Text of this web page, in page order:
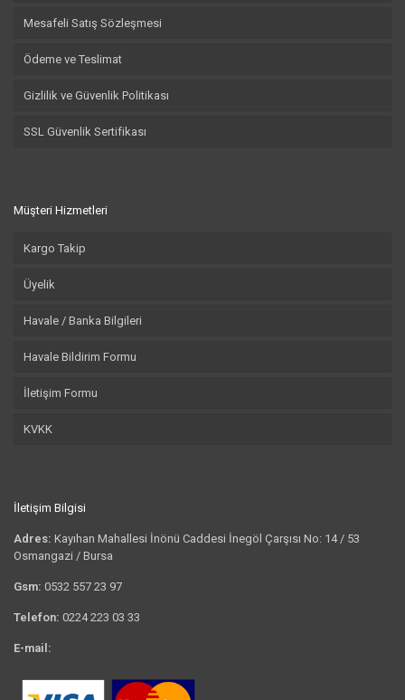
Mesafeli Satış Sözleşmesi
Ödeme ve Teslimat
Gizlilik ve Güvenlik Politikası
SSL Güvenlik Sertifikası
Müşteri Hizmetleri
Kargo Takip
Üyelik
Havale / Banka Bilgileri
Havale Bildirim Formu
İletişim Formu
KVKK
İletişim Bilgisi
Adres: Kayıhan Mahallesi İnönü Caddesi İnegöl Çarşısı No: 14 / 53
Osmangazi / Bursa
Gsm: 0532 557 23 97
Telefon: 0224 223 03 33
E-mail: